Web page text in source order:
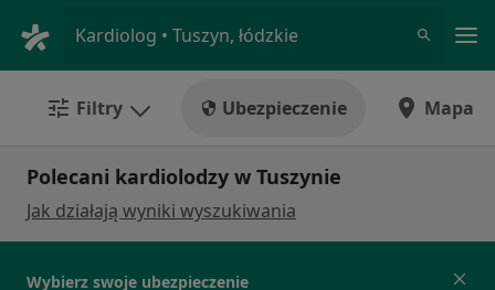
Kardiolog • Tuszyn, łódzkie
Filtry Ubezpieczenie Mapa
Polecani kardiolodzy w Tuszynie
Jak działają wyniki wyszukiwania
Wybierz swoje ubezpieczenie